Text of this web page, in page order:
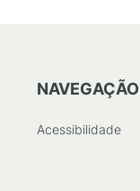
NAVEGAÇÃO
Acessibilidade